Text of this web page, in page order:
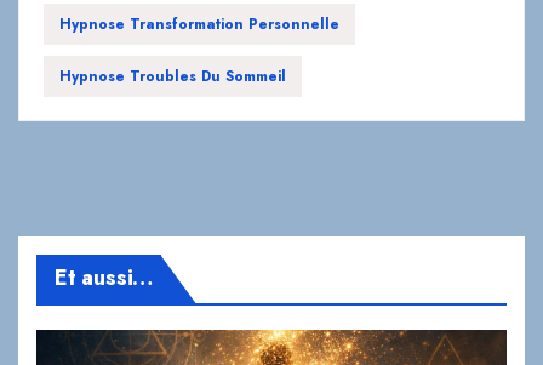
Hypnose Transformation Personnelle
Hypnose Troubles Du Sommeil
Et aussi…